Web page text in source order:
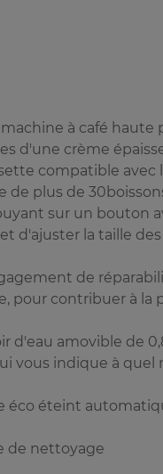
machine à café
d'une crème
compatible avec
de plus de
sur un
d'ajuster la taille
de
pour contribuer à
d'eau amovible de
vous indique à
éco éteint
de nettoyage